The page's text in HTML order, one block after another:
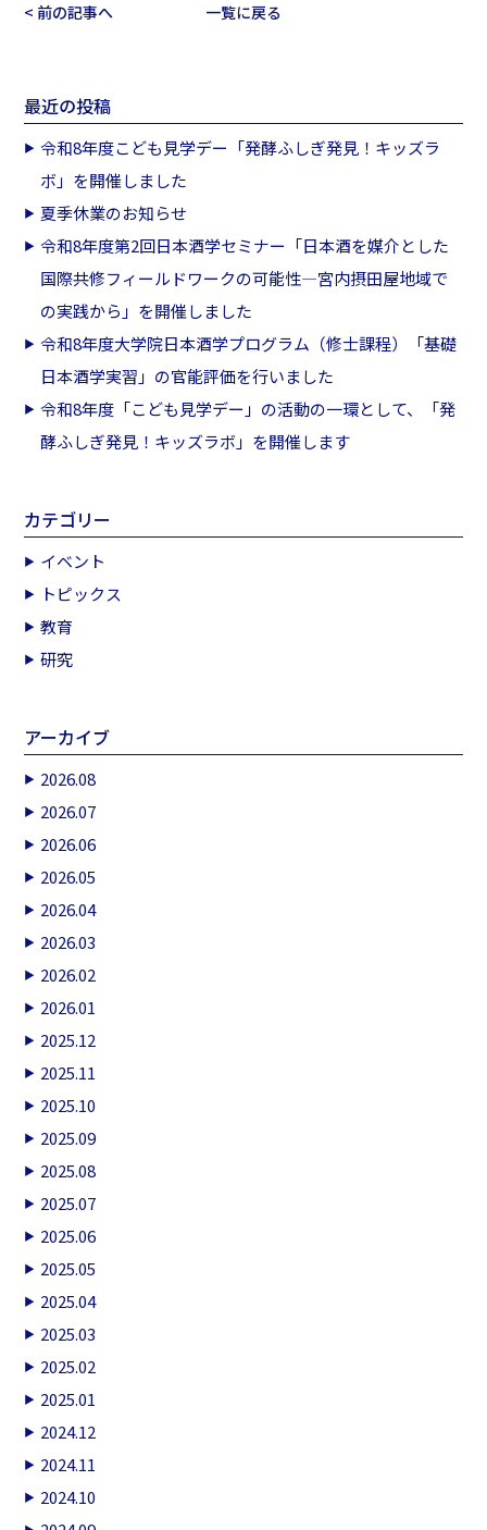
< 前の記事へ 一覧に戻る
最近の投稿
令和8年度こども見学デー「発酵ふしぎ発見！キッズラ
ボ」を開催しました
夏季休業のお知らせ
令和8年度第2回日本酒学セミナー「日本酒を媒介とした
国際共修フィールドワークの可能性―宮内摂田屋地域で
の実践から」を開催しました
令和8年度大学院日本酒学プログラム（修士課程）「基礎
日本酒学実習」の官能評価を行いました
令和8年度「こども見学デー」の活動の一環として、「発
酵ふしぎ発見！キッズラボ」を開催します
カテゴリー
イベント
トピックス
教育
研究
アーカイブ
2026.08
2026.07
2026.06
2026.05
2026.04
2026.03
2026.02
2026.01
2025.12
2025.11
2025.10
2025.09
2025.08
2025.07
2025.06
2025.05
2025.04
2025.03
2025.02
2025.01
2024.12
2024.11
2024.10